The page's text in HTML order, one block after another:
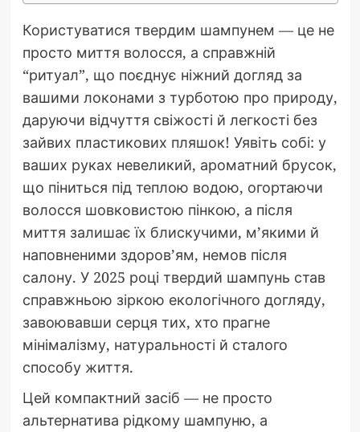
Користуватися твердим шампунем — це не
просто миття волосся, а справжній
“ритуал”, що поєднує ніжний догляд за
вашими локонами з турботою про природу,
даруючи відчуття свіжості й легкості без
зайвих пластикових пляшок! Уявіть собі: у
ваших руках невеликий, ароматний брусок,
що піниться під теплою водою, огортаючи
волосся шовковистою пінкою, а після
миття залишає їх блискучими, м’якими й
наповненими здоров’ям, немов після
салону. У 2025 році твердий шампунь став
справжньою зіркою екологічного догляду,
завоювавши серця тих, хто прагне
мінімалізму, натуральності й сталого
способу життя.
Цей компактний засіб — не просто
альтернатива рідкому шампуню, а